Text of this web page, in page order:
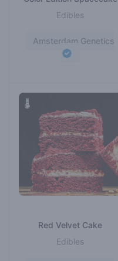
Edibles
Amsterdam Genetics
Red Velvet Cake
Edibles